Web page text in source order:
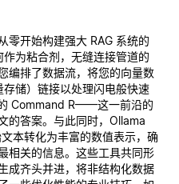
零开始构建强大 RAG 系统的
为粘合剂，无缝连接管道的
编排了数据流，将您的向量数
储）链接以处理闪电般快速
Command R——这一前沿的
答案。与此同时，Ollama
本转化为丰富的数值表示，确
相关的信息。这些工具共同形
成齐头并进，将非结构化数据